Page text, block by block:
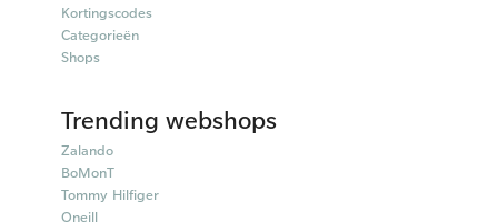
Kortingscodes
Categorieën
Shops
Trending webshops
Zalando
BoMonT
Tommy Hilfiger
Oneill